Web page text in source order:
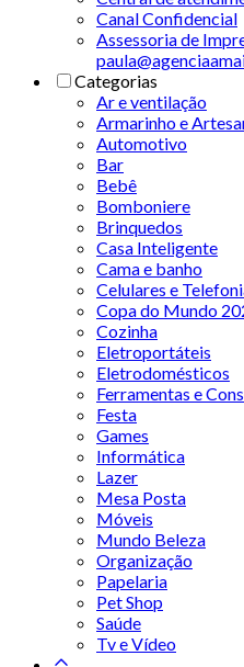
Canal Confidencial
Assessoria de
Categorias
Ar e ventilação
Armarinho e
Automotivo
Bar
Bebê
Bomboniere
Brinquedos
Casa Inteligente
Cama e banho
Celulares e
Copa do Mundo
Cozinha
Eletroportáteis
Eletrodomésticos
Ferramentas e
Festa
Games
Informática
Lazer
Mesa Posta
Móveis
Mundo Beleza
Organização
Papelaria
Pet Shop
Saúde
Tv e Vídeo